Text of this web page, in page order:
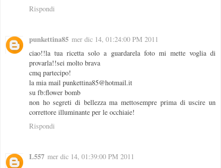
Rispondi
punkettina85 mer dic 14, 01:24:00 PM 2011
ciao!!la tua ricetta solo a guardarela foto mi mette voglia di
provarla!!sei molto brava
cmq partecipo!
la mia mail punkettina85@hotmail.it
su fb:flower bomb
non ho segreti di bellezza ma mettosempre prima di uscire un
correttore illuminante per le occhiaie!
Rispondi
L557 mer dic 14, 01:39:00 PM 2011